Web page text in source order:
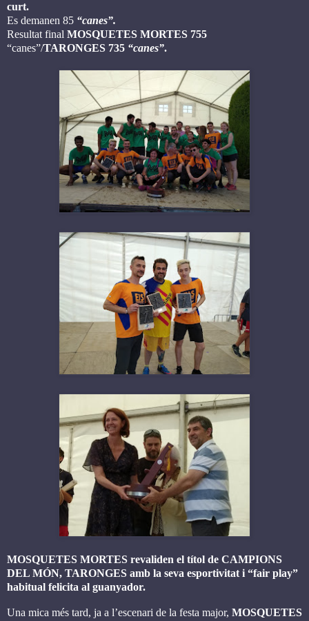
curt.
Es demanen 85 “canes”.
Resultat final MOSQUETES MORTES 755
“canes”/TARONGES 735 “canes”.
MOSQUETES MORTES revaliden el títol de CAMPIONS
DEL MÓN, TARONGES amb la seva esportivitat i “fair play”
habitual felicita al guanyador.
Una mica més tard, ja a l’escenari de la festa major, MOSQUETES